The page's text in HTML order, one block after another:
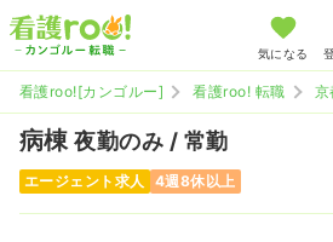
気になる
看護roo![カンゴルー] 看護roo! 転職 京
病棟夜勤のみ / 常勤
エージェント求人 4週8休以上